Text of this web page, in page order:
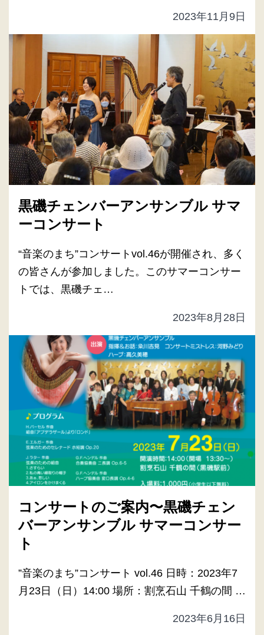
2023年11月9日
黒磯チェンバーアンサンブル サマ
ーコンサート
“音楽のまち”コンサートvol.46が開催され、多く
の皆さんが参加しました。このサマーコンサー
トでは、黒磯チェ…
2023年8月28日
コンサートのご案内〜黒磯チェン
バーアンサンブル サマーコンサー
ト
”音楽のまち”コンサート vol.46 日時：2023年7
月23日（日）14:00 場所：割烹石山 千鶴の間 …
2023年6月16日